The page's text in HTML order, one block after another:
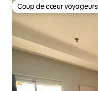
Coup de cœur voyageurs
Coup de cœur voyageurs